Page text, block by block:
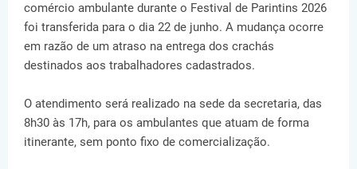
comércio ambulante durante o Festival de Parintins 2026
foi transferida para o dia 22 de junho. A mudança ocorre
em razão de um atraso na entrega dos crachás
destinados aos trabalhadores cadastrados.
O atendimento será realizado na sede da secretaria, das
8h30 às 17h, para os ambulantes que atuam de forma
itinerante, sem ponto fixo de comercialização.